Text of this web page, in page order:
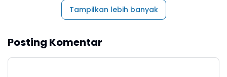
Tampilkan lebih banyak
Posting Komentar